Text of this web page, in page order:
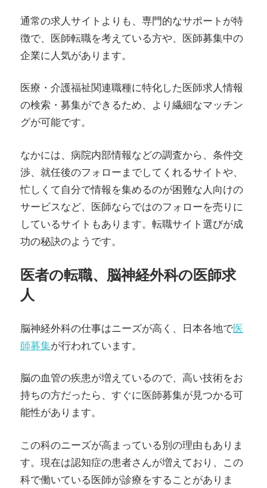
通常の求人サイトよりも、専門的なサポートが特
徴で、医師転職を考えている方や、医師募集中の
企業に人気があります。
医療・介護福祉関連職種に特化した医師求人情報
の検索・募集ができるため、より繊細なマッチン
グが可能です。
なかには、病院内部情報などの調査から、条件交
渉、就任後のフォローまでしてくれるサイトや、
忙しくて自分で情報を集めるのが困難な人向けの
サービスなど、医師ならではのフォローを売りに
しているサイトもあります。転職サイト選びが成
功の秘訣のようです。
医者の転職、脳神経外科の医師求
人
脳神経外科の仕事はニーズが高く、日本各地で医
師募集が行われています。
脳の血管の疾患が増えているので、高い技術をお
持ちの方だったら、すぐに医師募集が見つかる可
能性があります。
この科のニーズが高まっている別の理由もありま
す。現在は認知症の患者さんが増えており、この
科で働いている医師が診療をすることがありま